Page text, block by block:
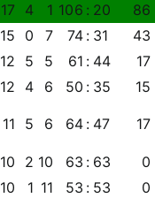
17 4 1 106 : 20
86
15 0 7 74 : 31
43
12 5 5 61 : 44
17
12 4 6 50 : 35 15
11 5 6 64 : 47 17
10 2 10 63 : 63
0
10 1 11 53 : 53
0